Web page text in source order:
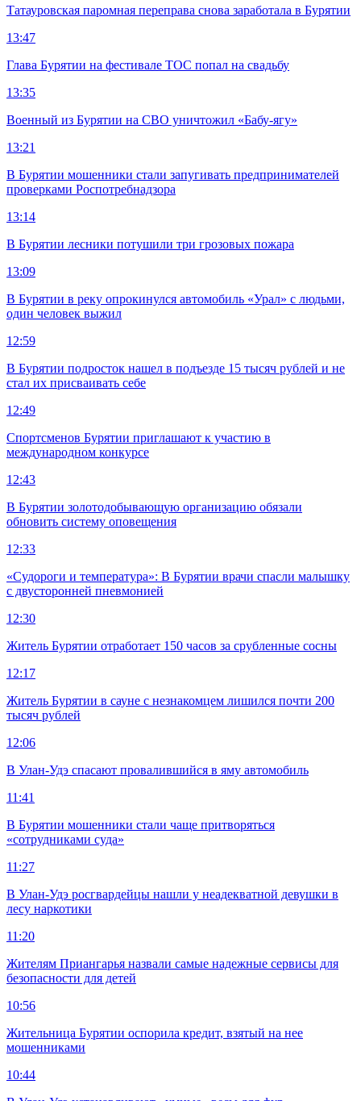
Татауровская паромная переправа снова заработала в Бурятии
13:47
Глава Бурятии на фестивале ТОС попал на свадьбу
13:35
Военный из Бурятии на СВО уничтожил «Бабу-ягу»
13:21
В Бурятии мошенники стали запугивать предпринимателей
проверками Роспотребнадзора
13:14
В Бурятии лесники потушили три грозовых пожара
13:09
В Бурятии в реку опрокинулся автомобиль «Урал» с людьми,
один человек выжил
12:59
В Бурятии подросток нашел в подъезде 15 тысяч рублей и не
стал их присваивать себе
12:49
Спортсменов Бурятии приглашают к участию в
международном конкурсе
12:43
В Бурятии золотодобывающую организацию обязали
обновить систему оповещения
12:33
«Судороги и температура»: В Бурятии врачи спасли малышку
с двусторонней пневмонией
12:30
Житель Бурятии отработает 150 часов за срубленные сосны
12:17
Житель Бурятии в сауне с незнакомцем лишился почти 200
тысяч рублей
12:06
В Улан-Удэ спасают провалившийся в яму автомобиль
11:41
В Бурятии мошенники стали чаще притворяться
«сотрудниками суда»
11:27
В Улан-Удэ росгвардейцы нашли у неадекватной девушки в
лесу наркотики
11:20
Жителям Приангарья назвали самые надежные сервисы для
безопасности для детей
10:56
Жительница Бурятии оспорила кредит, взятый на нее
мошенниками
10:44